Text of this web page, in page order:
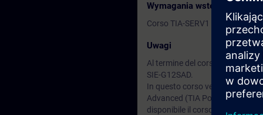
Wymagania wstępne
Corso TIA-SERV1 o TIA-PRO1
Uwagi
Al termine del corso puoi
SIE-G12SAD.
In questo corso vengono
Advanced (TIA Portal); per il
disponibile il corso PPDS.